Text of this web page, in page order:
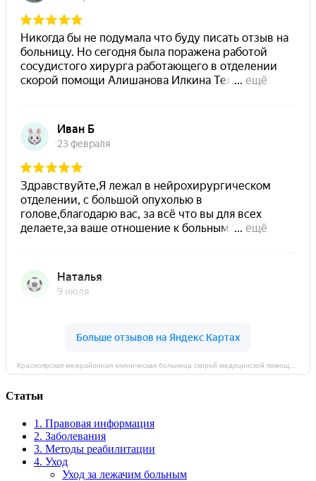
Статьи
1. Правовая информация
2. Заболевания
3. Методы реабилитации
4. Уход
Уход за лежачим больным